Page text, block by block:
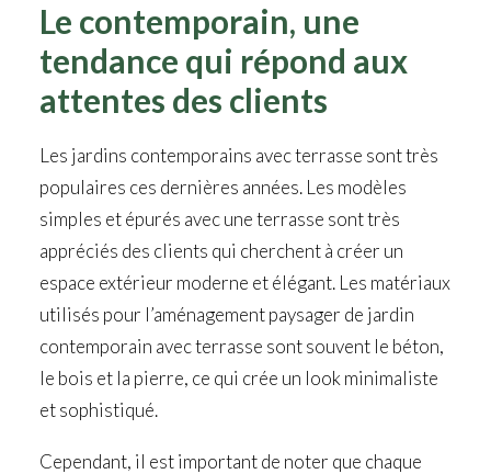
Le contemporain, une
tendance qui répond aux
attentes des clients
Les jardins contemporains avec terrasse sont très
populaires ces dernières années. Les modèles
simples et épurés avec une terrasse sont très
appréciés des clients qui cherchent à créer un
espace extérieur moderne et élégant. Les matériaux
utilisés pour l’aménagement paysager de jardin
contemporain avec terrasse sont souvent le béton,
le bois et la pierre, ce qui crée un look minimaliste
et sophistiqué.
Cependant, il est important de noter que chaque